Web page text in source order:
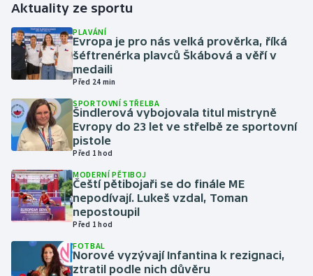
Golf
Gymnastika
Házená
Jezdectví
Krasobruslení
Lyže a snowboard
Aktuality ze sportu
PLAVÁNÍ
Evropa je pro nás velká prověrka, říká
šéftrenérka plavců Škábová a věří v
medaili
Před 24 min
SPORTOVNÍ STŘELBA
Šindlerová vybojovala titul mistryně
Evropy do 23 let ve střelbě ze sportovní
pistole
Před 1 hod
MODERNÍ PĚTIBOJ
Čeští pětibojaři se do finále ME
nepodívají. Lukeš vzdal, Toman
nepostoupil
Před 1 hod
FOTBAL
Norové vyzývají Infantina k rezignaci,
ztratil podle nich důvěru